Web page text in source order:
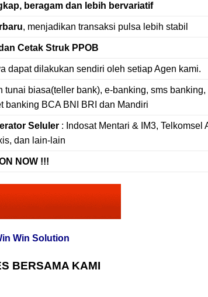
beragam dan lebih bervariatif
, menjadikan transaksi pulsa lebih stabil
Cetak Struk PPOB
dapat dilakukan sendiri oleh setiap Agen kami.
tunai biasa(teller bank), e-banking, sms banking,
banking BCA BNI BRI dan Mandiri
Seluler : Indosat Mentari & IM3, Telkomsel
dan lain-lain
NOW !!!
Win Solution
BERSAMA KAMI